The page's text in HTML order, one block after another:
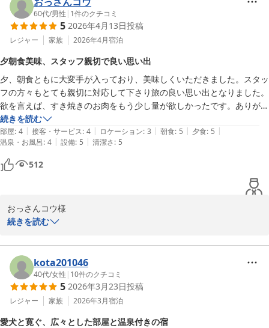
風情と旬の味覚を用意しております。ぜひまた、心地よい癒やしの
時間を過ごしに当館へお越しくださいませ。お客様のまたのお越し
を、スタッフ一同、心よりお待ち申し上げております。
小野川温泉 名湯の宿 吾妻荘
2026-07-24
客室の源泉掛け流し風呂を大変お気に召していただき、三日間で十
回にも及ぶご入浴を楽しまれたとのこと、温泉宿としてこれ以上の
まれており、お好きな時に、お好きなだけ、心ゆくまで良質な湯を
独占できるお部屋風呂は、私共が大切にしているおもてなしの一つ
でございます。日頃の喧騒を離れ、温泉の恵みによりお体がお健や
かに癒やされましたならば幸甚に存じます。
また、お食事につきましても、朝夕ともにお部屋食でのご案内がお
客様のご期待に沿えましたこと、安堵いたしました。大切なご家族
であるペットと共に、片時も離れることなく、気兼ねなく地元の旬
の味覚を堪能できる点は、別館吾妻園が最もこだわっている部分で
ございます。他のお客様を気にすることなく、愛するペットと同じ
空間で静かに流れる時間を愉しむ、そのような特別な日常をお手伝
いできたことは、私共にとっても大きな励みとなります。
す日を、スタッフ一同、そして温かな源泉とともに心よりお待ち申
小野川温泉 名湯の宿 吾妻荘
60代/男性 | 1件のクチコミ
5 2026年4月13日投稿
レジャー 家族 2026年4月宿泊
夕朝食美味、スタッフ親切で良い思い出
夕、朝食ともに大変手が入っており、美味しくいただきました。スタッ
フの方々もとても親切に対応して下さり旅の良い思い出となりました。
欲を言えば、すき焼きのお肉をもう少し量が欲しかったです。ありがと
うございました。
続きを読む
部屋: 4 | 接客・サービス: 4 | ロケーション: 3 | 朝食: 5 | 夕食: 5 |
温泉・お風呂: 4 | 設備: 5 | 清潔さ: 5
512
おっさんコウ様
この度は小野川温泉 吾妻荘にご宿泊いただき、誠にありがとうござ
ッフ一同大変嬉しく、心温まる思いで拝読いたしました。
お食事につきまして、一品一品に込めた手間暇を感じ取っていただ
き、美味しく召し上がっていただけたことは調理スタッフにとって
何よりの励みとなります。また、スタッフの対応についても温かい
続きを読む
kota201046
40代/女性 | 10件のクチコミ
5 2026年3月23日投稿
レジャー 家族 2026年3月宿泊
愛犬と寛ぐ、広々とした部屋と温泉付きの宿